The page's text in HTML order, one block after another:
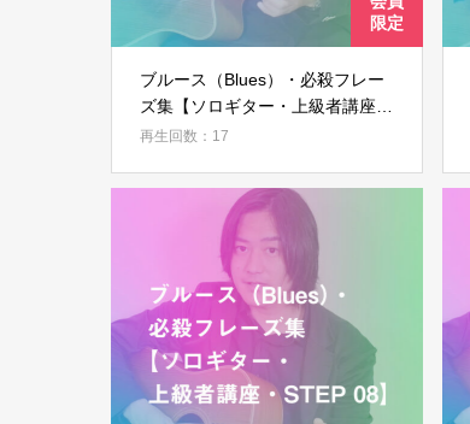
ブルース（Blues）・必殺フレー
ズ集【ソロギター・上級者講座・
STEP 05】
再生回数：17